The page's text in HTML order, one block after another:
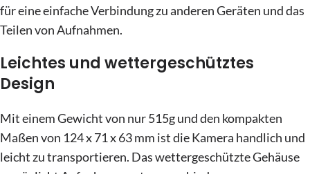
für eine einfache Verbindung zu anderen Geräten und das
Teilen von Aufnahmen.
Leichtes und wettergeschütztes
Design
Mit einem Gewicht von nur 515g und den kompakten
Maßen von 124 x 71 x 63 mm ist die Kamera handlich und
leicht zu transportieren. Das wettergeschützte Gehäuse